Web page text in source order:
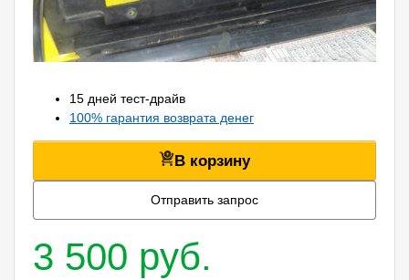
15 дней тест-драйв
100% гарантия возврата денег
В корзину
Отправить запрос
3 500 руб.